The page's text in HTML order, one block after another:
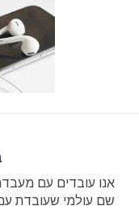
אנו עובדים עם
שם עולמי שעובדת עם